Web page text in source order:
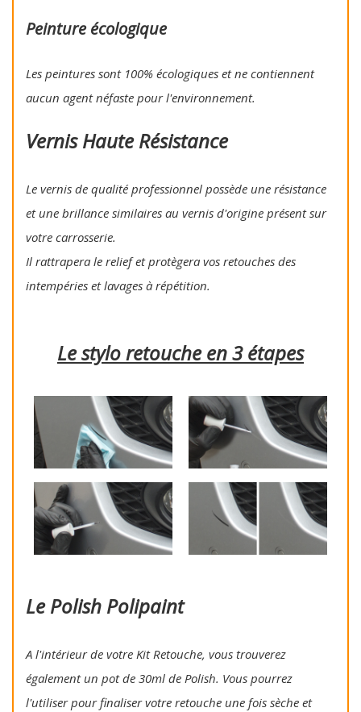
Peinture écologique
Les peintures sont 100% écologiques et ne contiennent
aucun agent néfaste pour l'environnement.
Vernis Haute Résistance
Le vernis de qualité professionnel possède une résistance
et une brillance similaires au vernis d'origine présent sur
votre carrosserie.
Il rattrapera le relief et protègera vos retouches des
intempéries et lavages à répétition.
Le stylo retouche en 3 étapes
Le Polish Polipaint
A l'intérieur de votre Kit Retouche, vous trouverez
également un pot de 30ml de Polish. Vous pourrez
l'utiliser pour finaliser votre retouche une fois sèche et